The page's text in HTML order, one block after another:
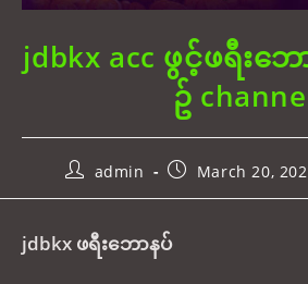
jdbkx acc ဖွင့်ဖရီး
ဥ်
Postadmin
PostMarch 20,
jdbkx ဖရီးဘောနပ်